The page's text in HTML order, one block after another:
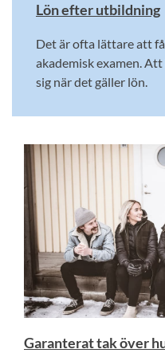
Lön efter utbildning
Det är ofta lättare att
akademisk examen.
sig när det gäller lön.
Garanterat tak över